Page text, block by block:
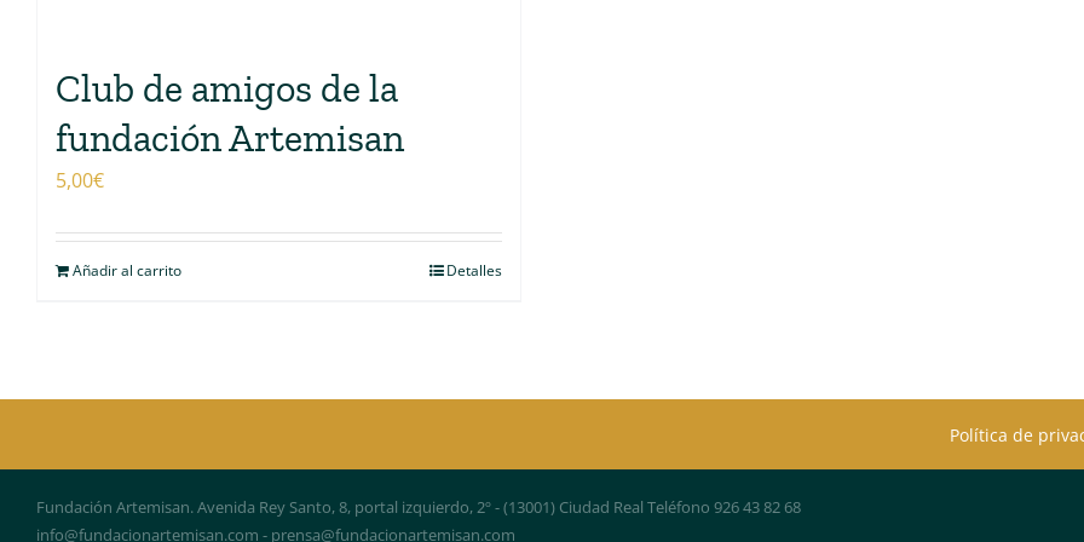
Club de amigos de la
fundación Artemisan
5,00€
Añadir al carrito Detalles
Política de
Fundación Artemisan. Avenida Rey Santo, 8, portal izquierdo, 2º - (13001) Ciudad Real Teléfono 926 43 82 68
info@fundacionartemisan.com - prensa@fundacionartemisan.com